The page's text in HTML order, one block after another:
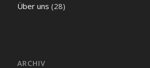
Über uns (28)
ARCHIV